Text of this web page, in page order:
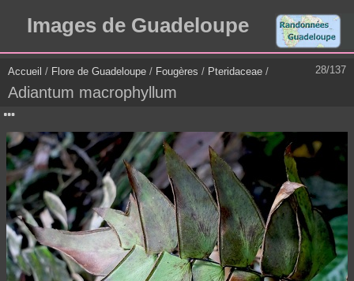
Images de Guadeloupe
28/137
Accueil / Flore de Guadeloupe / Fougères / Pteridaceae /
Adiantum macrophyllum